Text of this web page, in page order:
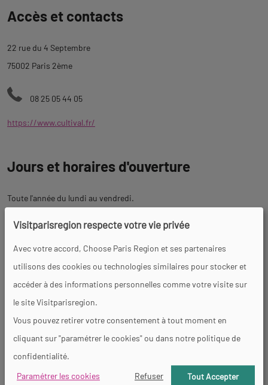
àAccès et contacts
22 rue du 4 Septembre
75002 Paris 2ème
08 25 05 44 05
https://www.cultival.fr/
Jours et horaires d'ouverture
Toute l'année du lundi au vendredi.
Le lundi de 9h à 12h30 et de 13h30 à 18h - Les mardis, mercredis et
jeudis de 9h30 à 12h30 et de 13h30 à 18h - Le vendredi de 9h30 à
12h30 et de 13h30 à 17h.
Tarifs
De 7 à 85 € selon la visite choisie, individuelle ou groupée.
Visitparisregion respecte votre vie privée
Avec votre accord, Choose Paris Region et ses partenaires
utilisons des cookies ou technologies similaires pour stocker et
accéder à des informations personnelles comme votre visite sur
le site Visitparisregion.
Vous pouvez retirer votre consentement à tout moment en
cliquant sur "paramétrer le cookies" ou dans notre politique de
confidentialité.
Paramétrer les cookies
Refuser Tout Accepter